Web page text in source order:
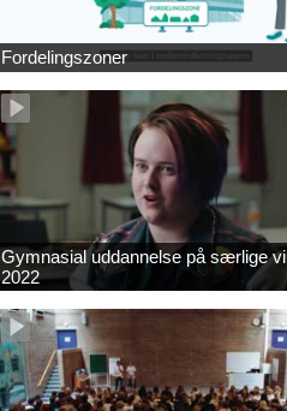
Fordelingszoner
Gymnasial uddannelse på særlige
2022